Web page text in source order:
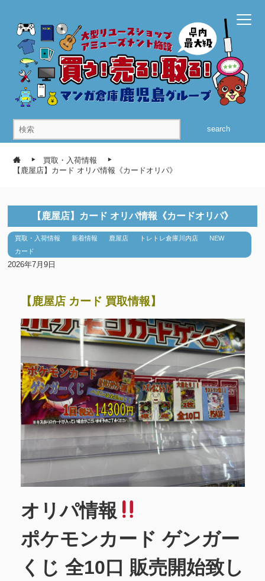
search
買取・入荷情報
【鹿屋店】カード オリパ情報《カードオリパ》
【鹿屋店】カード オリパ情報《カードオリパ》
買取・入荷情報 新着情報 鹿屋店 トレトレ倉庫川内店
NEW
カード
2026年7月9日
【鹿屋店 カード 買取情報】
オリパ情報
ポケモンカード ゲンガー
くじ 全10口 販売開始致し